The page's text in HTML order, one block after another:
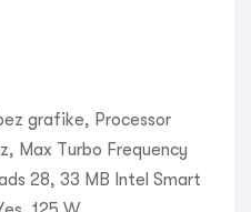
grafike, Processor
Max Turbo Frequency
28, 33 MB Intel Smart